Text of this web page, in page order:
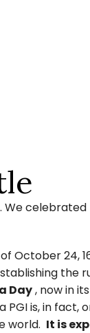
. We celebrated
October 24,
the
Day, now in its
PGI is, in fact,
world. It is